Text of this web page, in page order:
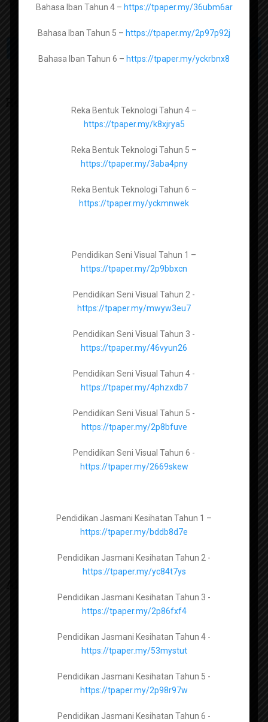
Join group di atas untuk memudahkan mencari bahan berkaitan.
Related Articles
RPT Bahasa Inggeris Tahun 3 2022
KSSR Semakan
KSSR Semakan
About The Author
https://tpaper.my/2p8shv4m
Pendidikan Islam Tingkatan 2 -
https://tpaper.my/bdzhamuv
Pendidikan Moral Tingkatan 1 –
https://tpaper.my/2p9fwcve
Pendidikan Moral Tingkatan 2 –
https://tpaper.my/yc29jbus
Pendidikan Moral Tingkatan 4 –
Pendidikan Moral Tingkatan 5 –
Pendidikan Seni Visual Tingkatan 1 –
https://tpaper.my/2p8hw5e8
Pendidikan Seni Visual Tingkatan 2 –
https://tpaper.my/43p8dbvz
Pendidikan Seni Visual Tingkatan 3 –
https://tpaper.my/2p8mtbk2
Pendidikan Jasmani Kesihatan Tingkatan 1 –
https://tpaper.my/yckn2nkz
Pendidikan Jasmani Kesihatan Tingkatan 2 –
https://tpaper.my/2p83a9py
Pendidikan Jasmani Kesihatan Tingkatan 3 –
https://tpaper.my/hytdx5tb
Pendidikan Jasmani Kesihatan Tingkatan 4 –
https://tpaper.my/2dt7mk2s
Pendidikan Jasmani Kesihatan Tingkatan 5 –
https://tpaper.my/2p9x26ar
Bahasa Iban Tahun 4 – https://tpaper.my/36ubm6ar
Bahasa Iban Tahun 5 – https://tpaper.my/2p97p92j
Bahasa Iban Tahun 6 – https://tpaper.my/yckrbnx8
Reka Bentuk Teknologi Tahun 4 –
https://tpaper.my/k8xjrya5
Reka Bentuk Teknologi Tahun 5 –
https://tpaper.my/3aba4pny
Reka Bentuk Teknologi Tahun 6 –
https://tpaper.my/yckmnwek
Pendidikan Seni Visual Tahun 1 –
https://tpaper.my/2p9bbxcn
Pendidikan Seni Visual Tahun 2 -
https://tpaper.my/mwyw3eu7
Pendidikan Seni Visual Tahun 3 -
https://tpaper.my/46vyun26
Pendidikan Seni Visual Tahun 4 -
https://tpaper.my/4phzxdb7
Pendidikan Seni Visual Tahun 5 -
https://tpaper.my/2p8bfuve
Pendidikan Seni Visual Tahun 6 -
https://tpaper.my/2669skew
Pendidikan Jasmani Kesihatan Tahun 1 –
https://tpaper.my/bddb8d7e
Pendidikan Jasmani Kesihatan Tahun 2 -
https://tpaper.my/yc84t7ys
Pendidikan Jasmani Kesihatan Tahun 3 -
https://tpaper.my/2p86fxf4
Pendidikan Jasmani Kesihatan Tahun 4 -
https://tpaper.my/53mystut
Pendidikan Jasmani Kesihatan Tahun 5 -
https://tpaper.my/2p98r97w
Pendidikan Jasmani Kesihatan Tahun 6 -